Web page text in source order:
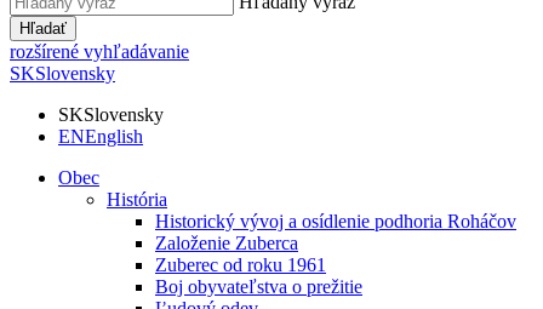
Hľadať
rozšírené vyhľadávanie
SKSlovensky
SKSlovensky
ENEnglish
Obec
História
Historický vývoj a osídlenie podhoria Roháčov
Založenie Zuberca
Zuberec od roku 1961
Boj obyvateľstva o prežitie